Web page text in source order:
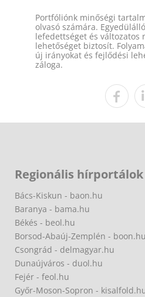
Portfóliónk minőségi
olvasó számára.
lefedettséget és változatos
lehetőséget biztosít.
új irányokat és fejlődési
záloga.
Regionális hírportálok
Bács-Kiskun - baon.hu
Baranya - bama.hu
Békés - beol.hu
Borsod-Abaúj-Zemplén - boon.hu
Csongrád - delmagyar.hu
Dunaújváros - duol.hu
Fejér - feol.hu
Győr-Moson-Sopron -